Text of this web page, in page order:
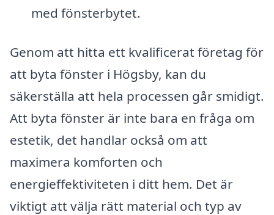
med fönsterbytet.
Genom att hitta ett kvalificerat företag för
att byta fönster i Högsby, kan du
säkerställa att hela processen går smidigt.
Att byta fönster är inte bara en fråga om
estetik, det handlar också om att
maximera komforten och
energieffektiviteten i ditt hem. Det är
viktigt att välja rätt material och typ av